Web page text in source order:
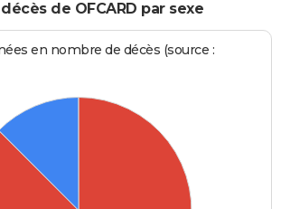
de OFCARD par sexe
en nombre de décès (source :